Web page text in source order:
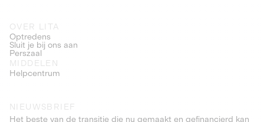
OVER LITA
Optredens
Sluit je bij ons aan
Perszaal
MIDDELEN
Helpcentrum
NIEUWSBRIEF
Het beste van de transitie die nu gemaakt en gefinancierd kan